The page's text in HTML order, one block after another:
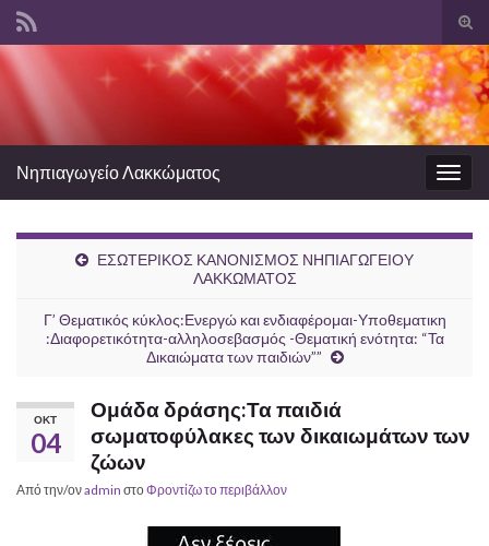
Search for:
Νηπιαγωγείο Λακκώματος
ΕΣΩΤΕΡΙΚΟΣ ΚΑΝΟΝΙΣΜΟΣ ΝΗΠΙΑΓΩΓΕΙΟΥ
ΛΑΚΚΩΜΑΤΟΣ
Γ’ Θεματικός κύκλος:Ενεργώ και ενδιαφέρομαι-Υποθεματικη
:Διαφορετικότητα-αλληλοσεβασμός -Θεματική ενότητα: “Τα
Δικαιώματα των παιδιών””
ΟΚΤ
04
Ομάδα δράσης:Τα παιδιά
σωματοφύλακες των δικαιωμάτων των
ζώων
Από την/ονadmin στοΦροντίζω το περιβάλλον